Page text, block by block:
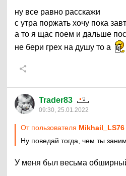
ну все равно расскажи
с утра поржать хочу пока
а то я щас поем и дальше
не бери грех на душу то а
Trader83
09:30, 25.01.2022
От пользователя Mikhail_LS76
Ну поведай тогда, чем ты
У меня был весьма обширный